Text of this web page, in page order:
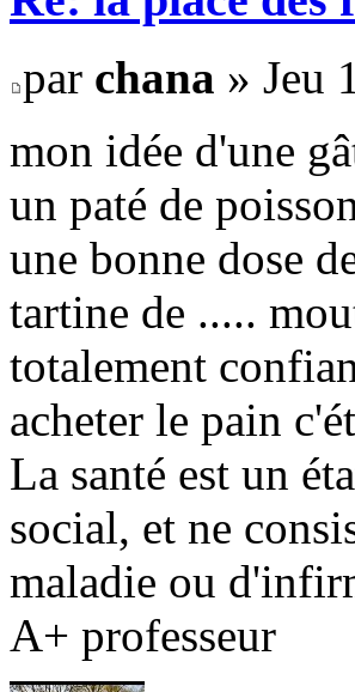
par chana » Jeu
mon idée d'une
un paté de
une bonne dose
tartine de .....
totalement
acheter le pain
La santé est un
social, et ne
maladie ou
A+ professeur